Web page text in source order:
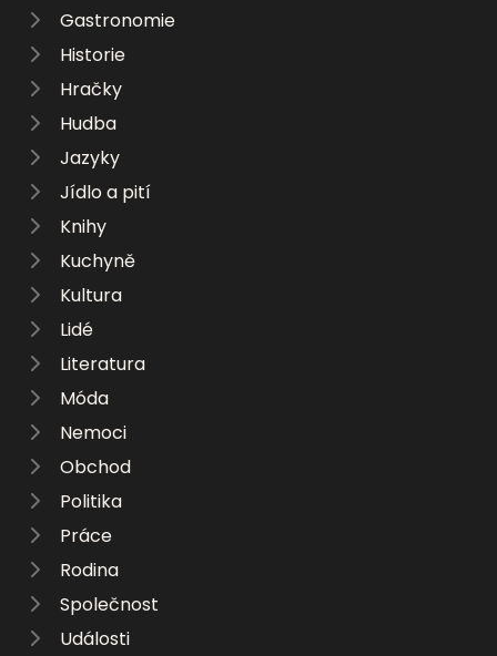
Gastronomie
Historie
Hračky
Hudba
Jazyky
Jídlo a pití
Knihy
Kuchyně
Kultura
Lidé
Literatura
Móda
Nemoci
Obchod
Politika
Práce
Rodina
Společnost
Události